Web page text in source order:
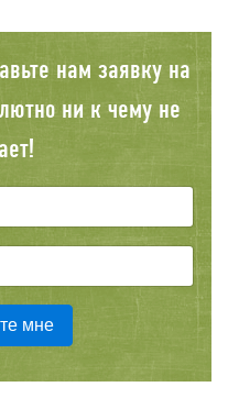
нам заявку на
ни к чему не